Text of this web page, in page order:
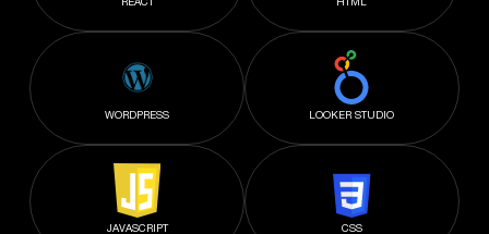
WORDPRESS LOOKER STUDIO
JAVASCRIPT CSS